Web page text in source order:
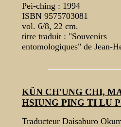
Pei-ching : 1994
ISBN 9575703081
vol. 6/8, 22 cm.
titre traduit : "Souvenirs
entomologiques" de Jean-
KÜN CH'UNG CHI,
HSIUNG PING TI LU
Traducteur Daisaburo